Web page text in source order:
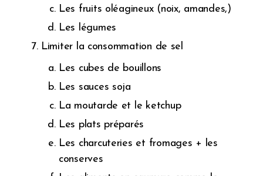
Les fruits oléagineux (noix, amandes,)
Les légumes
Limiter la consommation de sel
Les cubes de bouillons
Les sauces soja
La moutarde et le ketchup
Les plats préparés
Les charcuteries et fromages + les
conserves